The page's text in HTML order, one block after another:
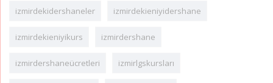
izmirdekidershaneler izmirdekieniyidershane
izmirdekieniyikurs izmirdershane
izmirdershaneücretleri izmirlgskursları